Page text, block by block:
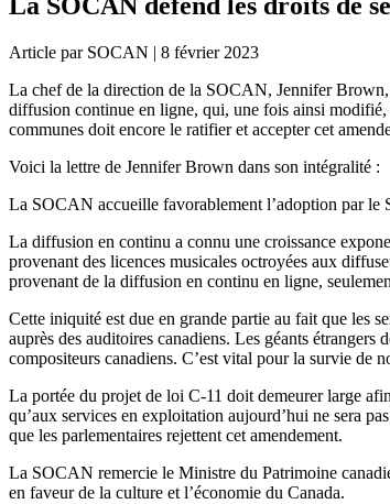
Article par SOCAN | 8 février 2023
La chef de la direction de la SOCAN, Jennifer Brown,
diffusion continue en ligne, qui, une fois ainsi modifié,
communes doit encore le ratifier et accepter cet
Voici la lettre de Jennifer Brown dans son intégralité :
La SOCAN accueille favorablement l’adoption par le
La diffusion en continu a connu une croissance
provenant des licences musicales octroyées aux
provenant de la diffusion en continu en ligne,
Cette iniquité est due en grande partie au fait que les
auprès des auditoires canadiens. Les géants
compositeurs canadiens. C’est vital pour la survie de
La portée du projet de loi C-11 doit demeurer large
qu’aux services en exploitation aujourd’hui ne sera
que les parlementaires rejettent cet amendement.
La SOCAN remercie le Ministre du Patrimoine
en faveur de la culture et l’économie du Canada.